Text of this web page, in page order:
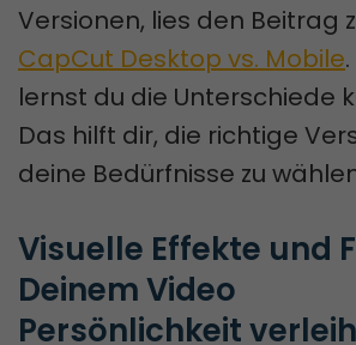
Versionen, lies den Beitrag
CapCut Desktop vs. Mobile
lernst du die Unterschiede
Das hilft dir, die richtige
deine Bedürfnisse zu
Visuelle Effekte und
Deinem Video
Persönlichkeit